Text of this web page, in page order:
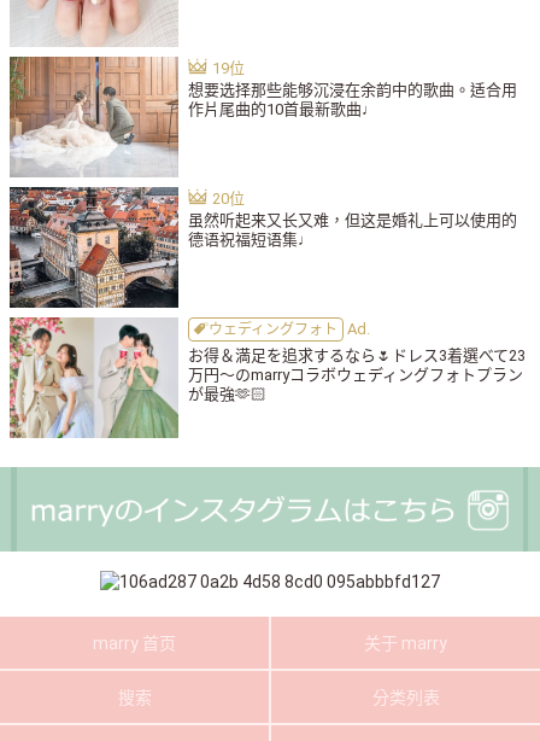
想要选择那些能够沉浸在余韵中的歌曲。适合用
作片尾曲的10首最新歌曲♩
虽然听起来又长又难，但这是婚礼上可以使用的
德语祝福短语集♩
ウェディングフォト
お得＆満足を追求するなら🌷ドレス3着選べて23
万円〜のmarryコラボウェディングフォトプラン
が最強🫶🏻
marry 首页 关于 marry
搜索 分类列表